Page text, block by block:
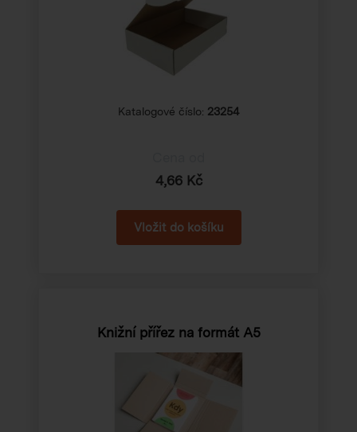
Katalogové číslo: 23254
4,66 Kč
Knižní přířez na formát A5